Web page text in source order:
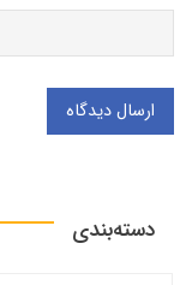
ارسال دیدگاه
دسته‌بندی